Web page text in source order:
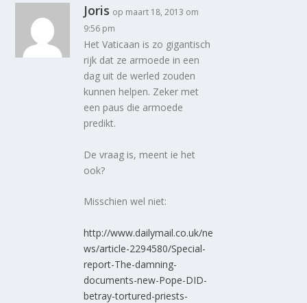
Joris op maart 18, 2013 om
9:56 pm
Het Vaticaan is zo gigantisch
rijk dat ze armoede in een
dag uit de werled zouden
kunnen helpen. Zeker met
een paus die armoede
predikt.
De vraag is, meent ie het
ook?
Misschien wel niet:
http://www.dailymail.co.uk/ne
ws/article-2294580/Special-
report-The-damning-
documents-new-Pope-DID-
betray-tortured-priests-